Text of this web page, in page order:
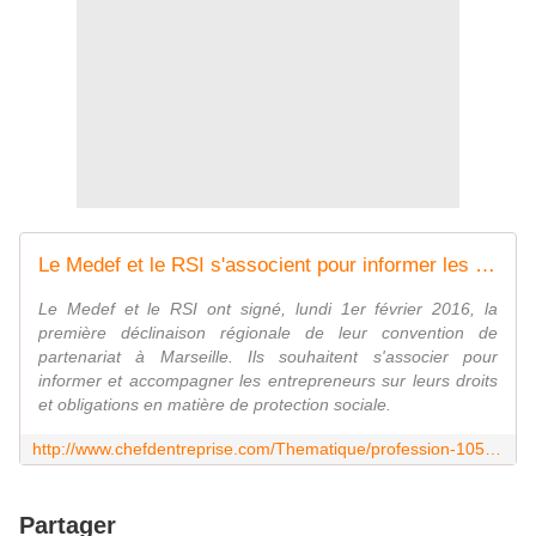
Le Medef et le RSI s'associent pour informer les entrepreneurs
Le Medef et le RSI ont signé, lundi 1er février 2016, la
première déclinaison régionale de leur convention de
partenariat à Marseille. Ils souhaitent s'associer pour
informer et accompagner les entrepreneurs sur leurs droits
et obligations en matière de protection sociale.
Partager